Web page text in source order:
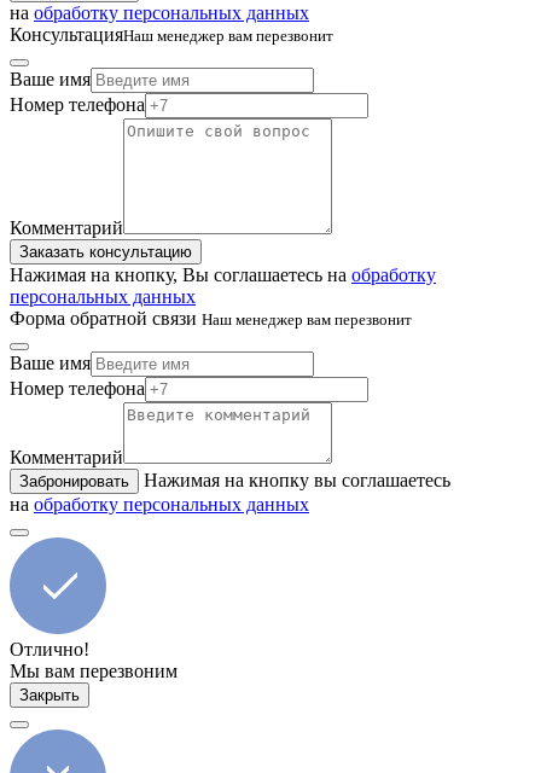
на обработку персональных данных
КонсультацияНаш менеджер вам перезвонит
Ваше имя
Номер телефона
Комментарий
Заказать консультацию
Нажимая на кнопку, Вы соглашаетесь на обработку
персональных данных
Форма обратной связи Наш менеджер вам перезвонит
Ваше имя
Номер телефона
Комментарий
Забронировать
Нажимая на кнопку вы соглашаетесь
на обработку персональных данных
Отлично!
Мы вам перезвоним
Закрыть